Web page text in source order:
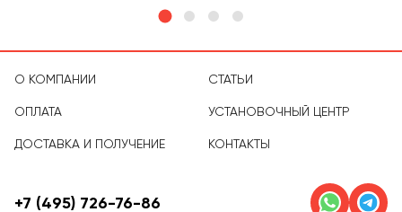
О КОМПАНИИ
ОПЛАТА
ДОСТАВКА И ПОЛУЧЕНИЕ
СТАТЬИ
УСТАНОВОЧНЫЙ ЦЕНТР
КОНТАКТЫ
+7 (495) 726-76-86